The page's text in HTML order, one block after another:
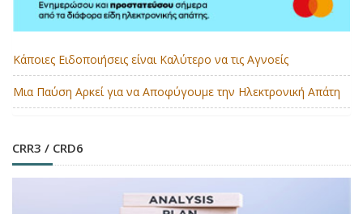
Κάποιες Ειδοποιήσεις είναι Καλύτερο να τις Αγνοείς
Μια Παύση Αρκεί για να Αποφύγουμε την Ηλεκτρονική Απάτη
CRR3 / CRD6